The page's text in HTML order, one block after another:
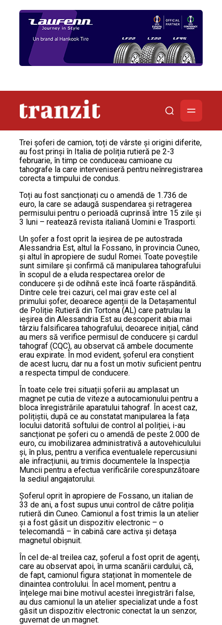
Trei șoferi de camion, toți de vârste și origini diferite,
au fost prinși în Italia de poliția rutieră pe 2-3
februarie, în timp ce conduceau camioane cu
tahografe la care interveniseră pentru neînregistrarea
corecta a timpului de condus.
Toți au fost sancționați cu o amendă de 1.736 de
euro, la care se adaugă suspendarea și retragerea
permisului pentru o perioadă cuprinsă între 15 zile și
3 luni – reatează revista italiană Uomini e Trasporti.
Un șofer a fost oprit la ieșirea de pe autostrada
Alessandria Est, altul la Fossano, în provincia Cuneo,
și altul în apropiere de sudul Romei. Toate poveștile
sunt similare și confirmă că manipularea tahografului
în scopul de a eluda respectarea orelor de
conducere și de odihnă este încă foarte răspândită.
Dintre cele trei cazuri, cel mai grav este cel al
primului șofer, deoarece agenții de la Detașamentul
de Poliție Rutieră din Tortona (AL) care patrulau la
ieșirea din Alessandria Est au descoperit abia mai
târziu falsificarea tahografului, deoarece inițial, când
au mers să verifice permisul de conducere și cardul
tahograf (CQC), au observat că ambele documente
erau expirate. În mod evident, șoferul era conștient
de acest lucru, dar nu a fost un motiv suficient pentru
a respecta timpul de conducere.
În toate cele trei situații șoferii au amplasat un
magnet pe cutia de viteze a autocamionului pentru a
bloca înregistrările aparatului tahograf. În acest caz,
polițiștii, după ce au constatat manipularea la fața
locului datorită softului de control al poliției, i-au
sancționat pe șoferi cu o amendă de peste 2.000 de
euro, cu imobilizarea administrativă a autovehiculului
și, în plus, pentru a verifica eventualele repercusiuni
ale infracțiunii, au trimis documentele la Inspecția
Muncii pentru a efectua verificările corespunzătoare
la sediul angajatorului.
Șoferul oprit în apropiere de Fossano, un italian de
33 de ani, a fost supus unui control de către poliția
rutieră din Cuneo. Camionul a fost trimis la un atelier
și a fost găsit un dispozitiv electronic – o
telecomandă – în cabină care activa și detașa
magnetul obișnuit.
În cel de-al treilea caz, șoferul a fost oprit de agenți,
care au observat apoi, în urma scanării cardului, că,
de fapt, camionul figura staționat în momentele de
dinaintea controlului. În acel moment, pentru a
înțelege mai bine motivul acestei înregistrări false,
au dus camionul la un atelier specializat unde a fost
găsit un dispozitiv electronic conectat la un senzor,
guvernat de un magnet.